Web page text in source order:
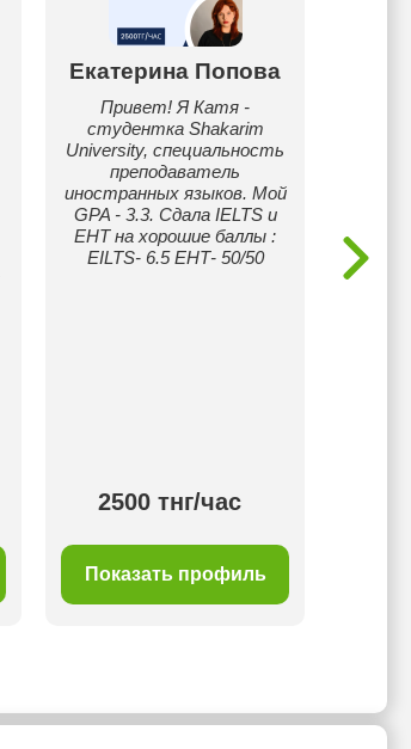
Екатерина Попова
Привет! Я Катя -
студентка Shakarim
University, специальность
преподаватель
иностранных языков. Мой
GPA - 3.3. Сдала IELTS и
ЕНТ на хорошие баллы :
EILTS- 6.5 ЕНТ- 50/50
2500 тнг/час
Показать профиль